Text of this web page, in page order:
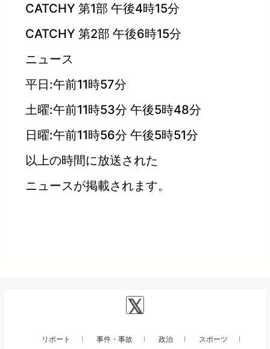
CATCHY 第1部 午後4時15分
CATCHY 第2部 午後6時15分
ニュース
平日:午前11時57分
土曜:午前11時53分 午後5時48分
日曜:午前11時56分 午後5時51分
以上の時間に放送された
ニュースが掲載されます。
リポート 事件・事故 政治 スポーツ